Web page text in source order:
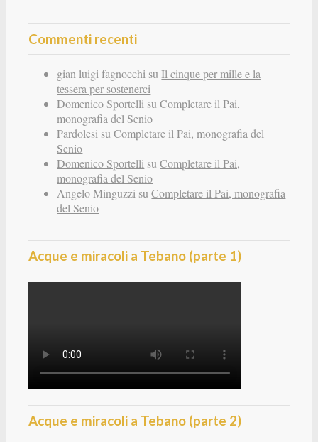
Commenti recenti
gian luigi fagnocchi suIl cinque per mille e la
tessera per sostenerci
Domenico Sportelli suCompletare il Pai,
monografia del Senio
Pardolesi suCompletare il Pai, monografia del
Senio
Domenico Sportelli suCompletare il Pai,
monografia del Senio
Angelo Minguzzi suCompletare il Pai, monografia
del Senio
Acque e miracoli a Tebano (parte 1)
Acque e miracoli a Tebano (parte 2)